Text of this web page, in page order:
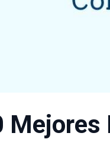
Mejores